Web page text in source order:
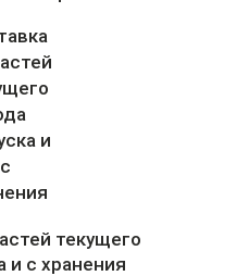
текущего
и с хранения